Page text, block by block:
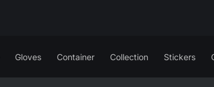
Gloves Container Collection Stickers